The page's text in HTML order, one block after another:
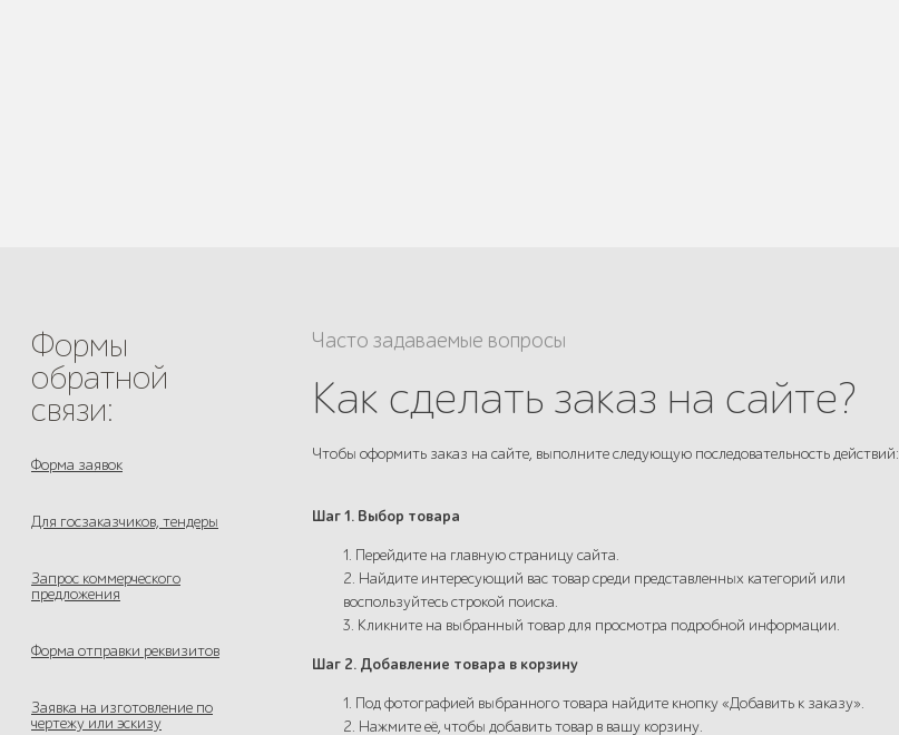
Формы
обратной
связи:
Форма заявок
Для госзаказчиков, тендеры
Запрос коммерческого
предложения
Форма отправки реквизитов
Заявка на изготовление по
чертежу или эскизу
Часто задаваемые вопросы
Как сделать заказ на сайте?
Чтобы оформить заказ на сайте, выполните следующую последовательность действий:
Шаг 1. Выбор товара
1. Перейдите на главную страницу сайта.
2. Найдите интересующий вас товар среди представленных категорий или
воспользуйтесь строкой поиска.
3. Кликните на выбранный товар для просмотра подробной информации.
Шаг 2. Добавление товара в корзину
1. Под фотографией выбранного товара найдите кнопку «Добавить к заказу».
2. Нажмите её, чтобы добавить товар в вашу корзину.